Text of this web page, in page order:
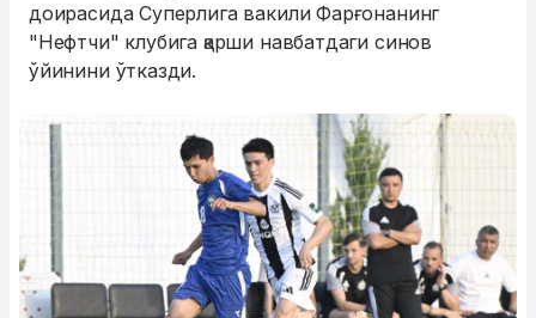
доирасида Суперлига вакили Фарғонанинг
"Нефтчи" клубига қарши навбатдаги синов
ўйинини ўтказди.